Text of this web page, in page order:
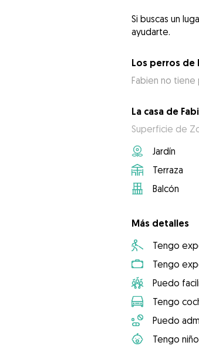
Si buscas un
Los perros de
Fabien no tiene
La casa de
Superficie de
Jardín
Terraza
Balcón
Más detalles
Tengo
Tengo
Puedo
Tengo
Puedo
Tengo